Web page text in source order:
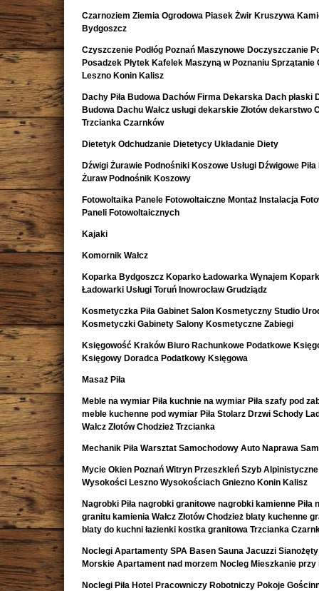
Czarnoziem Ziemia Ogrodowa Piasek Żwir Kruszywa
Bydgoszcz
Czyszczenie Podłóg Poznań Maszynowe Doczyszczanie
Posadzek Płytek Kafelek Maszyną w Poznaniu Sprzątanie
Leszno Konin Kalisz
Dachy Piła Budowa Dachów Firma Dekarska Dach płaski
Budowa Dachu Wałcz usługi dekarskie Złotów dekarstwo
Trzcianka Czarnków
Dietetyk Odchudzanie Dietetycy Układanie Diety
Dźwigi Żurawie Podnośniki Koszowe Usługi Dźwigowe Piła
Żuraw Podnośnik Koszowy
Fotowoltaika Panele Fotowoltaiczne Montaż Instalacja
Paneli Fotowoltaicznych
Kajaki
Komornik Wałcz
Koparka Bydgoszcz Koparko Ładowarka Wynajem
Ładowarki Usługi Toruń Inowrocław Grudziądz
Kosmetyczka Piła Gabinet Salon Kosmetyczny Studio
Kosmetyczki Gabinety Salony Kosmetyczne Zabiegi
Księgowość Kraków Biuro Rachunkowe Podatkowe
Księgowy Doradca Podatkowy Księgowa
Masaż Piła
Meble na wymiar Piła kuchnie na wymiar Piła szafy pod
meble kuchenne pod wymiar Piła Stolarz Drzwi Schody
Wałcz Złotów Chodzież Trzcianka
Mechanik Piła Warsztat Samochodowy Auto Naprawa
Mycie Okien Poznań Witryn Przeszkleń Szyb
Wysokości Leszno Wysokościach Gniezno Konin Kalisz
Nagrobki Piła nagrobki granitowe nagrobki kamienne Piła
granitu kamienia Wałcz Złotów Chodzież blaty kuchenne
blaty do kuchni łazienki kostka granitowa Trzcianka
Noclegi Apartamenty SPA Basen Sauna Jacuzzi
Morskie Apartament nad morzem Nocleg Mieszkanie przy
Noclegi Piła Hotel Pracowniczy Robotniczy Pokoje